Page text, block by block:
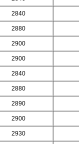
2840
2880
2900
2900
2840
2880
2890
2900
2930